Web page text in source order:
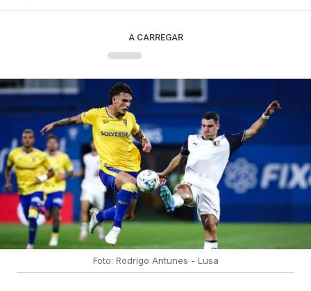
A CARREGAR
Foto: Rodrigo Antunes - Lusa